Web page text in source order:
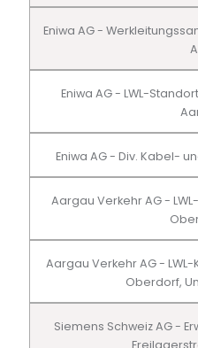
Eniwa AG -
Eniwa AG - LWL-
Eniwa AG - Div. Kabel-
Aargau Verkehr AG -
Aargau Verkehr AG -
Oberdorf,
Siemens Schweiz AG -